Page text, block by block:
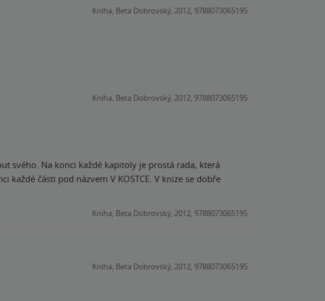
Kniha, Beta Dobrovský, 2012, 9788073065195
Kniha, Beta Dobrovský, 2012, 9788073065195
svého. Na konci každé kapitoly je prostá rada, která
části pod názvem V KOSTCE. V knize se dobře
Kniha, Beta Dobrovský, 2012, 9788073065195
Kniha, Beta Dobrovský, 2012, 9788073065195